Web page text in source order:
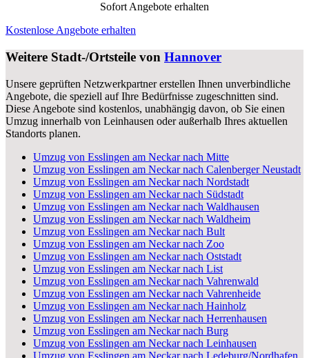
Sofort Angebote erhalten
Kostenlose Angebote erhalten
Weitere Stadt-/Ortsteile von Hannover
Unsere geprüften Netzwerkpartner erstellen Ihnen unverbindliche
Angebote, die speziell auf Ihre Bedürfnisse zugeschnitten sind.
Diese Angebote sind kostenlos, unabhängig davon, ob Sie einen
Umzug innerhalb von Leinhausen oder außerhalb Ihres aktuellen
Standorts planen.
Umzug von Esslingen am Neckar nach Mitte
Umzug von Esslingen am Neckar nach Calenberger Neustadt
Umzug von Esslingen am Neckar nach Nordstadt
Umzug von Esslingen am Neckar nach Südstadt
Umzug von Esslingen am Neckar nach Waldhausen
Umzug von Esslingen am Neckar nach Waldheim
Umzug von Esslingen am Neckar nach Bult
Umzug von Esslingen am Neckar nach Zoo
Umzug von Esslingen am Neckar nach Oststadt
Umzug von Esslingen am Neckar nach List
Umzug von Esslingen am Neckar nach Vahrenwald
Umzug von Esslingen am Neckar nach Vahrenheide
Umzug von Esslingen am Neckar nach Hainholz
Umzug von Esslingen am Neckar nach Herrenhausen
Umzug von Esslingen am Neckar nach Burg
Umzug von Esslingen am Neckar nach Leinhausen
Umzug von Esslingen am Neckar nach Ledeburg/Nordhafen